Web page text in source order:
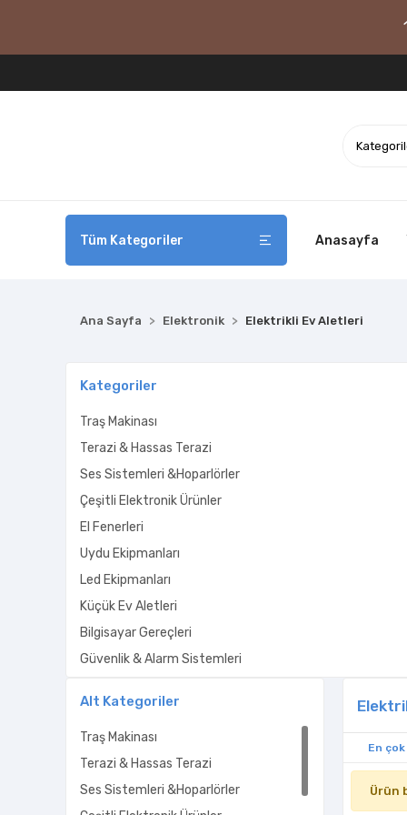
Tüm Kategoriler Anasayfa
Ana Sayfa Elektronik Elektrikli Ev Aletleri
Kategoriler
Traş Makinası
Terazi & Hassas Terazi
Ses Sistemleri &Hoparlörler
Çeşitli Elektronik Ürünler
El Fenerleri
Uydu Ekipmanları
Led Ekipmanları
Küçük Ev Aletleri
Bilgisayar Gereçleri
Güvenlik & Alarm Sistemleri
Elektronik Aksesuar
Müzikçalar
Bilgisayar Tablet
Kişisel Bakım Aletleri
Alt Kategoriler
Traş Makinası
Terazi & Hassas Terazi
Ses Sistemleri &Hoparlörler
En
Ürün